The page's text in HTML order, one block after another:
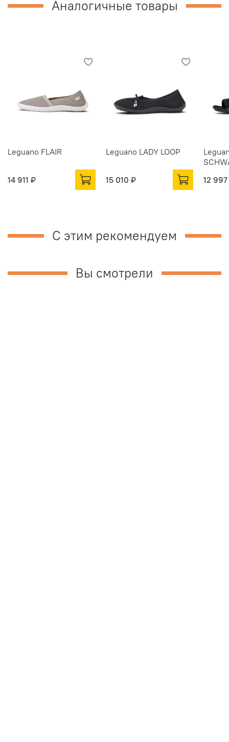
Аналогичные товары
Leguano FLAIR
14 911 ₽
Leguano LADY LOOP
15 010 ₽
12
С этим рекомендуем
Вы смотрели